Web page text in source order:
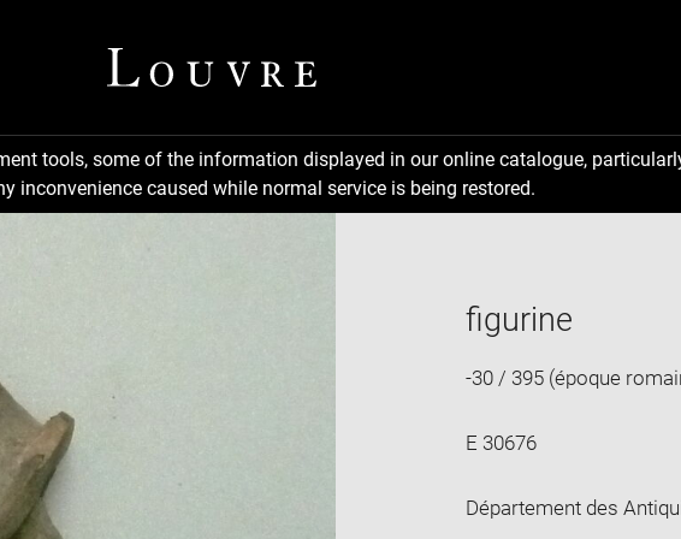
tools, some of the information displayed in our online catalogue,
inconvenience caused while normal service is being restored.
figurine
-30 / 395 (époque
E 30676
Département des